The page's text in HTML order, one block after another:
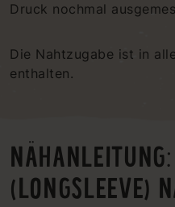
Druck nochmal
Die Nahtzugabe ist in
enthalten.
(LONGSLEEVE)